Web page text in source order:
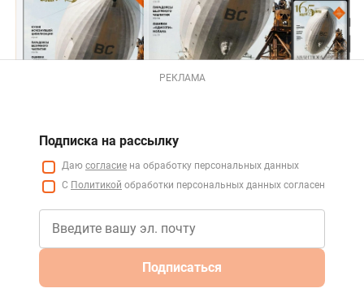
РЕКЛАМА
Подписка на рассылку
Даю согласие на обработку персональных данных
С Политикой обработки персональных данных согласен
Подписаться